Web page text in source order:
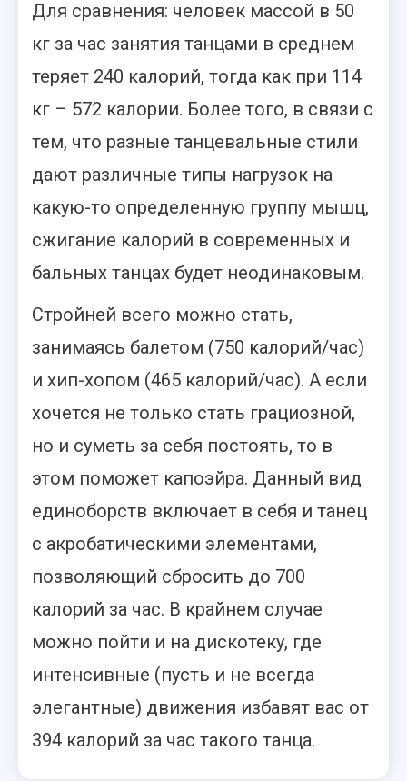
Для сравнения: человек массой в 50
кг за час занятия танцами в среднем
теряет 240 калорий, тогда как при 114
кг – 572 калории. Более того, в связи с
тем, что разные танцевальные стили
дают различные типы нагрузок на
какую-то определенную группу мышц,
сжигание калорий в современных и
бальных танцах будет неодинаковым.
Стройней всего можно стать,
занимаясь балетом (750 калорий/час)
и хип-хопом (465 калорий/час). А если
хочется не только стать грациозной,
но и суметь за себя постоять, то в
этом поможет капоэйра. Данный вид
единоборств включает в себя и танец
с акробатическими элементами,
позволяющий сбросить до 700
калорий за час. В крайнем случае
можно пойти и на дискотеку, где
интенсивные (пусть и не всегда
элегантные) движения избавят вас от
394 калорий за час такого танца.